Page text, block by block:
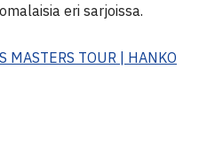
eri sarjoissa.
TOUR | HANKO